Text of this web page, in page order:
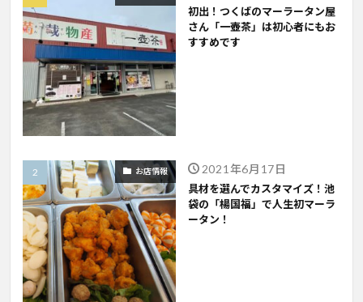
初出！つくばのマーラータン屋
さん「一壺茶」は初心者にもお
すすめです
お店情報 2021年6月17日
具材を選んでカスタマイズ！池
袋の「楊国福」で人生初マーラ
ータン！